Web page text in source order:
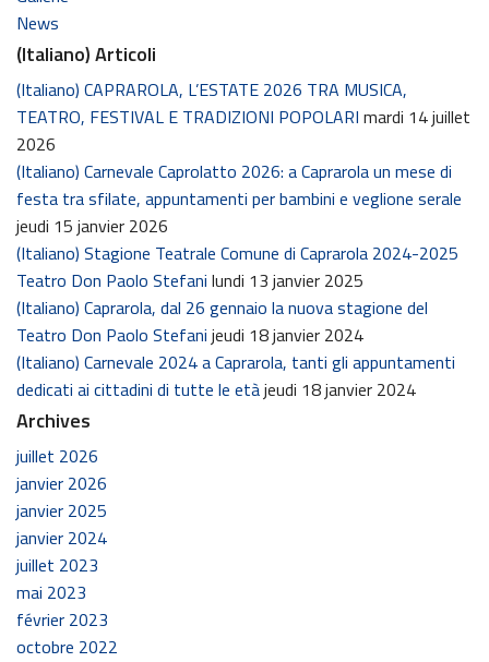
News
(Italiano) Articoli
(Italiano) CAPRAROLA, L’ESTATE 2026 TRA MUSICA,
TEATRO, FESTIVAL E TRADIZIONI POPOLARI mardi 14 juillet
2026
(Italiano) Carnevale Caprolatto 2026: a Caprarola un mese di
festa tra sfilate, appuntamenti per bambini e veglione serale
jeudi 15 janvier 2026
(Italiano) Stagione Teatrale Comune di Caprarola 2024-2025
Teatro Don Paolo Stefani lundi 13 janvier 2025
(Italiano) Caprarola, dal 26 gennaio la nuova stagione del
Teatro Don Paolo Stefani jeudi 18 janvier 2024
(Italiano) Carnevale 2024 a Caprarola, tanti gli appuntamenti
dedicati ai cittadini di tutte le etàjeudi 18 janvier 2024
Archives
juillet 2026
janvier 2026
janvier 2025
janvier 2024
juillet 2023
mai 2023
février 2023
octobre 2022